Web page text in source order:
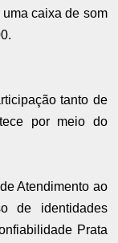
uma caixa de som
tanto de
por meio do
Atendimento ao
de identidades
Prata